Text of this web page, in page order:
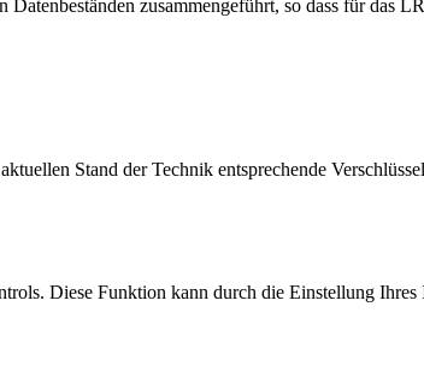
zusammengeführt, so dass für das
Stand der Technik entsprechende
Diese Funktion kann durch die Einstellung Ihres